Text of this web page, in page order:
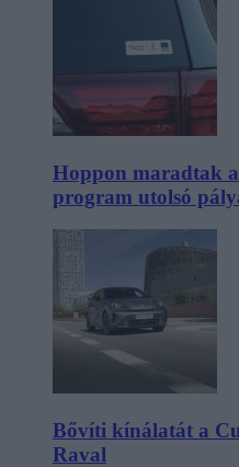
Hoppon maradtak
program utolsó
Bővíti kínálatát a
Raval